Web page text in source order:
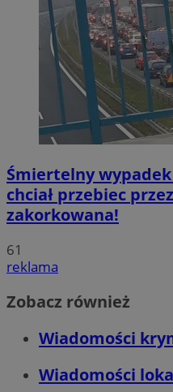
Śmiertelny
chciał przebiec
zakorkowana!
61
reklama
Zobacz również
Wiadomości
Wiadomości